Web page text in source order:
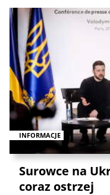
INFORMACJE
Surowce na
coraz ostrzej